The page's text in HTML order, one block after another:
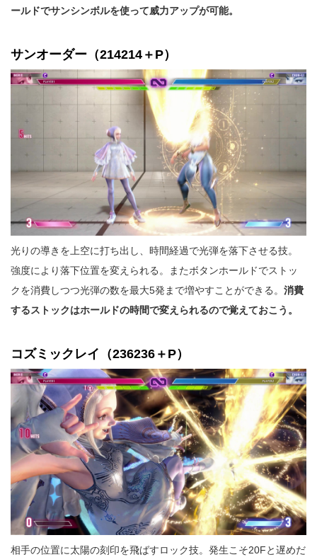
ールドでサンシンボルを使って威力アップが可能。
サンオーダー（214214＋P）
光りの導きを上空に打ち出し、時間経過で光弾を落下させる技。
強度により落下位置を変えられる。またボタンホールドでストッ
クを消費しつつ光弾の数を最大5発まで増やすことができる。 消費
するストックはホールドの時間で変えられるので覚えておこう。
コズミックレイ（236236＋P）
相手の位置に太陽の刻印を飛ばすロック技。発生こそ20Fと遅めだ